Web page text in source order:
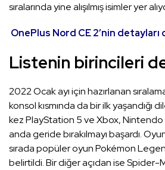
sıralarında yine alışılmış isimler yer
OnePlus Nord CE 2’nin detayları
Listenin birincileri
2022 Ocak ayı için hazırlanan
konsol kısmında da bir ilk yaşandığı
kez PlayStation 5 ve Xbox, Nintendo
anda geride bırakılmayı başardı.
sırada popüler oyun Pokémon
belirtildi. Bir diğer açıdan ise Spider-